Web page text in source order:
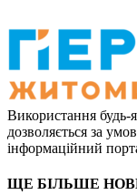
Використання будь-
дозволяється за
інформаційний
ЩЕ БІЛЬШЕ